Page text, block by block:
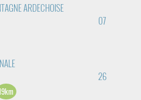
ARDECHOISE
07
26